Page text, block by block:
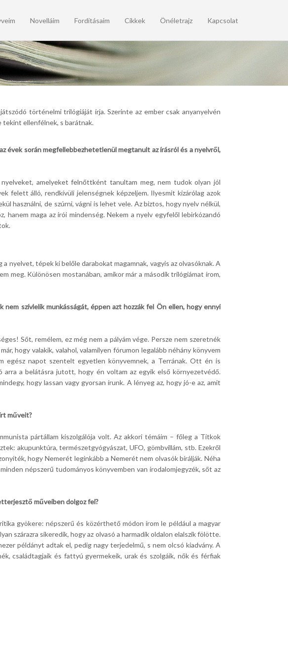
Novelláim Fordításaim Cikkek Önéletrajz Kapcsolat
történelmi trilógiáját írja. Szerinte az ember csak anyanyelvén
tekint ellenfélnek, s barátnak.
évek során megfellebbezhetetlenül megtanult az írásról és a nyelvről,
amelyeket felnőttként tanultam meg, nem tudok olyan jól
felett álló, rendkívüli jelenségnek képzeljem. Ilyesmit kizárólag azok
használni, de szúrni, vágni is lehet vele. Az biztos, hogy nyelv nélkül,
hanem maga az írói mindenség. Nekem a nyelv egyfelől lebirkózandó
nyelvet, tépek ki belőle darabokat magamnak, vagyis az olvasóknak. A
meg. Különösen mostanában, amikor már a második trilógiámat írom,
szívlelik munkásságát, éppen azt hozzák fel Ön ellen, hogy ennyi
Sőt, remélem, ez még nem a pályám vége. Persze nem szeretnék
hogy valakik, valahol, valamilyen fórumon legalább néhány könyvem
egész napot szentelt egyetlen könyvemnek, a Terrának. Ott én is
a belátásra jutott, hogy én voltam az egyik első környezetvédő.
hogy lassan vagy gyorsan írunk. A lényeg az, hogy jó-e az, amit
műveit?
pártállam kiszolgálója volt. Az akkori témáim – főleg a Titkok
akupunktúra, természetgyógyászat, UFO, gömbvillám, stb. Ezekről
hogy Nemerét leginkább a Nemerét nem olvasók bírálják. Néha
népszerű tudományos könyvemben van irodalomjegyzék, sőt az
műveiben dolgoz fel?
gyökere: népszerű és közérthető módon írom le például a magyar
szárazra sikeredik, hogy az olvasó a harmadik oldalon elalszik fölötte.
példányt adtak el, pedig nagy terjedelmű, s nem olcsó kiadvány. A
családtagjaik és fattyú gyermekeik, urak és szolgáik, nők és férfiak